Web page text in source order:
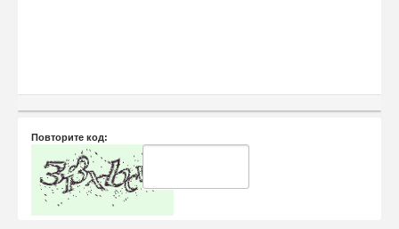
Повторите код: